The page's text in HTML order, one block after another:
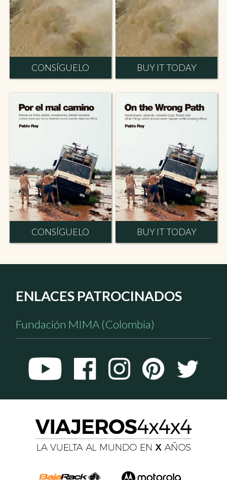
CONSÍGUELO BUY IT TODAY
CONSÍGUELO BUY IT TODAY
ENLACES PATROCINADOS
Fundación MIMA (Colombia)